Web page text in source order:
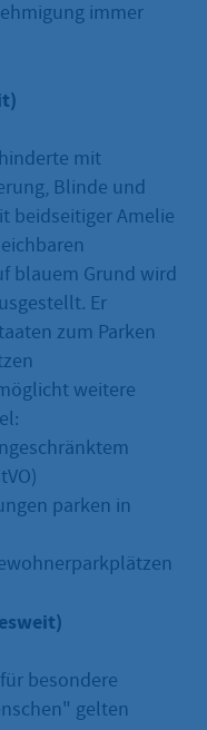
immer
mit
Blinde und
beidseitiger Amelie
blauem Grund wird
Er
zum Parken
weitere
parken in
besondere
gelten